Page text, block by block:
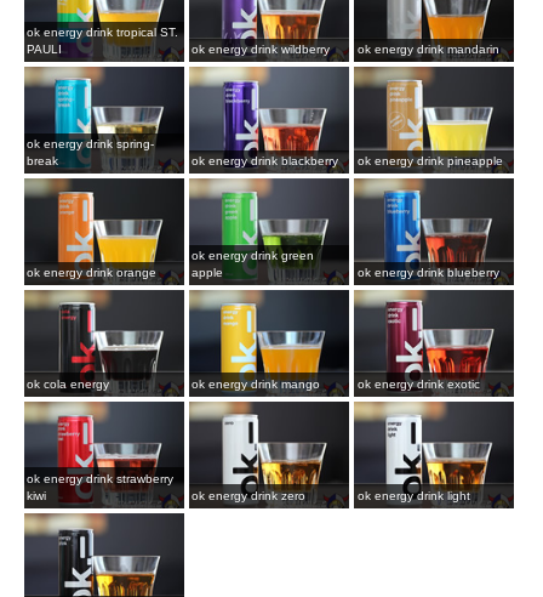
ok energy drink tropical ST.
PAULI
ok energy drink wildberry ok energy drink mandarin
ok energy drink spring-
break
ok energy drink blackberry ok energy drink pineapple
ok energy drink orange
ok energy drink green
apple
ok energy drink blueberry
ok cola energy ok energy drink mango ok energy drink exotic
ok energy drink strawberry
kiwi
ok energy drink zero ok energy drink light